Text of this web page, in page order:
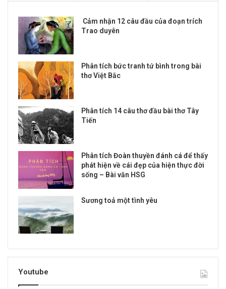
Cảm nhận 12 câu đầu của đoạn trích
Trao duyên
Phân tích bức tranh tứ bình trong bài
thơ Việt Bắc
Phân tích 14 câu thơ đầu bài thơ Tây
Tiến
Phân tích Đoàn thuyền đánh cá để thấy
phát hiện về cái đẹp của hiện thực đời
sống – Bài văn HSG
Sương toả một tình yêu
Youtube